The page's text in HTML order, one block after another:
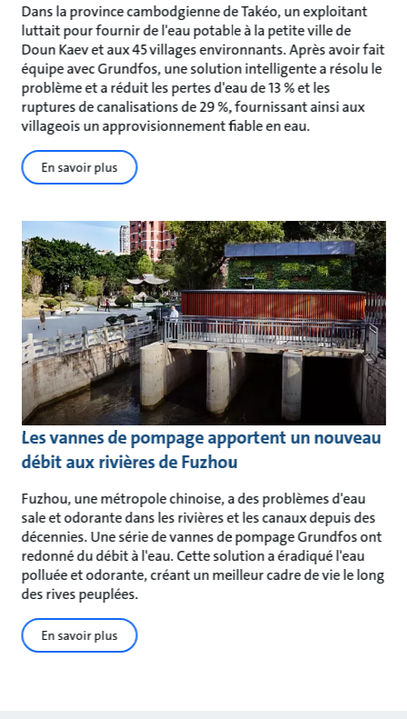
Dans la province cambodgienne de Takéo, un exploitant
luttait pour fournir de l'eau potable à la petite ville de
Doun Kaev et aux 45 villages environnants. Après avoir fait
équipe avec Grundfos, une solution intelligente a résolu le
problème et a réduit les pertes d'eau de 13 % et les
ruptures de canalisations de 29 %, fournissant ainsi aux
villageois un approvisionnement fiable en eau.
En savoir plus
Les vannes de pompage apportent un nouveau
débit aux rivières de Fuzhou
Fuzhou, une métropole chinoise, a des problèmes d'eau
sale et odorante dans les rivières et les canaux depuis des
décennies. Une série de vannes de pompage Grundfos ont
redonné du débit à l'eau. Cette solution a éradiqué l'eau
polluée et odorante, créant un meilleur cadre de vie le long
des rives peuplées.
En savoir plus